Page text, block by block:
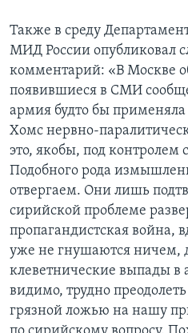
Также в среду
МИД России опубликовал
комментарий: «В Москве
появившиеся в СМИ
армия будто бы применяла
Хомс нервно-
это, якобы, под контролем
Подобного рода
отвергаем. Они лишь
сирийской проблеме
пропагандистская война,
уже не гнушаются ничем,
клеветнические выпады в
видимо, трудно преодолеть
грязной ложью на нашу